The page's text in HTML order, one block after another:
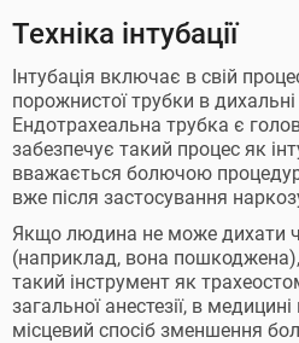
Техніка інтубації
Інтубація включає в свій
порожнистої трубки в
Ендотрахеальна трубка є
забезпечує такий процес як
вважається болючою
вже після застосування
Якщо людина не може дихати
(наприклад, вона
такий інструмент як
загальної анестезії, в
місцевий спосіб зменшення